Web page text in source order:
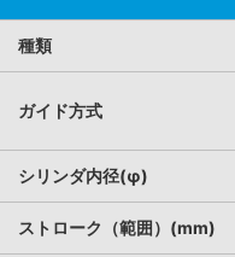
種類
ガイド方式
シリンダ内径(φ)
ストローク（範囲）(mm)